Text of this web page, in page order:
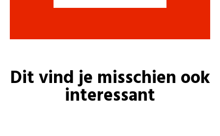
Dit vind je misschien ook
interessant